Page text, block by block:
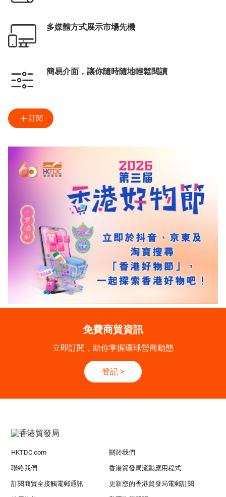
多媒體方式展示市場先機
簡易介面，讓你隨時隨地輕鬆閱讀
訂閱
免費商貿資訊
立即訂閱，助你掌握環球營商動態
登記 >
HKTDC.com 關於我們
聯絡我們 香港貿發局流動應用程式
訂閱商貿全接觸電郵通訊 更新您的香港貿發局電郵訂閱